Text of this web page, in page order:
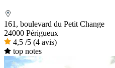
161, boulevard du Petit Change
24000 Périgueux
4,5 /5 (4 avis)
top notes